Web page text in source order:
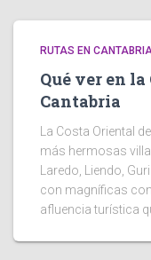
RUTAS EN
Qué ver en
Cantabria
La Costa Oriental
más hermosas
Laredo, Liendo,
con magníficas
afluencia turística